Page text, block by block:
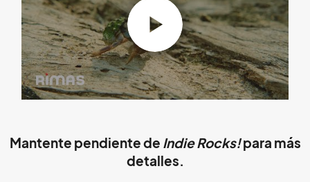
Mantente pendiente de Indie Rocks!para más
detalles.